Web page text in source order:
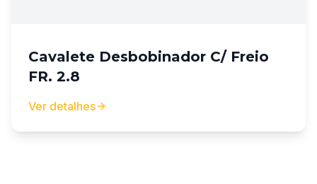
Cavalete Desbobinador C/ Freio
FR. 2.8
Ver detalhes